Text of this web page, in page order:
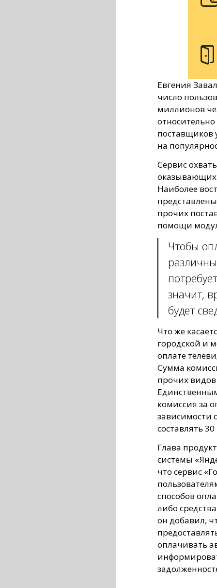
Евгения
число
миллионов
поставщиков
на
Сервис
оказывающих
Наиболее
прочих
помощи
Чтобы
значит,
будет
Что же
городской и
оплате
Сумма
прочих видов
комиссия за
зависимости
составлять
Глава
системы
что сервис
способов
либо
он добавил,
оплачивать